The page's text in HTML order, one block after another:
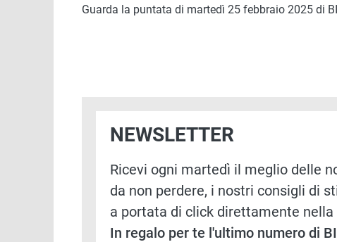
Guarda la puntata di martedì 25 febbraio 2025 di
NEWSLETTER
Ricevi ogni martedì il meglio delle
da non perdere, i nostri consigli di
a portata di click direttamente
In regalo per te l'ultimo numero di